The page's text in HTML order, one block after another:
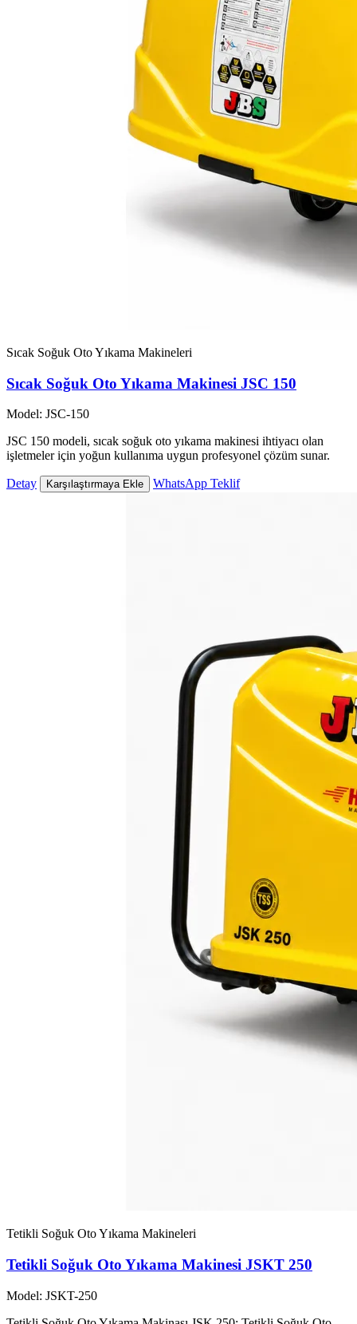
Sıcak Soğuk Oto Yıkama Makineleri
Sıcak Soğuk Oto Yıkama Makinesi JSC 150
Model: JSC-150
JSC 150 modeli, sıcak soğuk oto yıkama makinesi ihtiyacı olan
işletmeler için yoğun kullanıma uygun profesyonel çözüm sunar.
Detay Karşılaştırmaya Ekle WhatsApp Teklif
Tetikli Soğuk Oto Yıkama Makineleri
Tetikli Soğuk Oto Yıkama Makinesi JSKT 250
Model: JSKT-250